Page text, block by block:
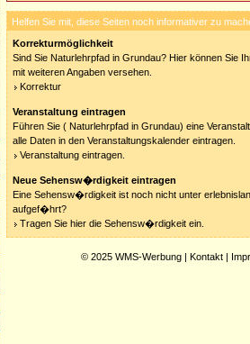
Helfen Sie mit, diese Seiten noch informativer zu
Korrekturmöglichkeit
Sind Sie Naturlehrpfad in Grundau? Hier können Sie
mit weiteren Angaben versehen.
Korrektur
Veranstaltung eintragen
Führen Sie ( Naturlehrpfad in Grundau) eine
alle Daten in den Veranstaltungskalender eintragen.
Veranstaltung eintragen.
Neue Sehensw�rdigkeit eintragen
Eine Sehensw�rdigkeit ist noch nicht unter
aufgef�hrt?
Tragen Sie hier die Sehensw�rdigkeit ein.
© 2025 WMS-Werbung | Kontakt |